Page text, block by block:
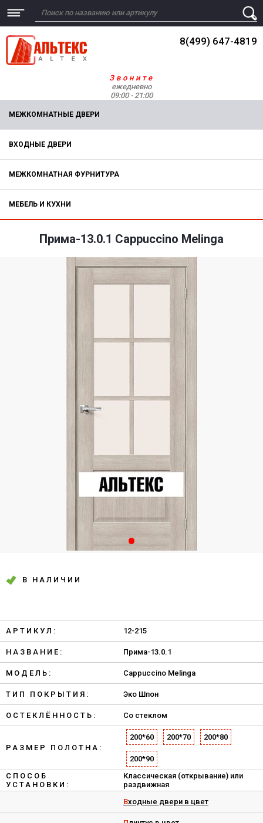
8(499) 647-4819
Звоните
ежедневно
09:00 - 21:00
МЕЖКОМНАТНЫЕ ДВЕРИ
ВХОДНЫЕ ДВЕРИ
МЕЖКОМНАТНАЯ ФУРНИТУРА
МЕБЕЛЬ И КУХНИ
Прима-13.0.1 Cappuccino Melinga
В НАЛИЧИИ
АРТИКУЛ: 12-215
НАЗВАНИЕ: Прима-13.0.1
МОДЕЛЬ: Cappuccino Melinga
ТИП ПОКРЫТИЯ: Эко Шпон
ОСТЕКЛЁННОСТЬ: Со стеклом
РАЗМЕР ПОЛОТНА:
200*60 200*70 200*80
200*90
СПОСОБ
УСТАНОВКИ:
Классическая (открывание) или
раздвижная
Входные двери в цвет